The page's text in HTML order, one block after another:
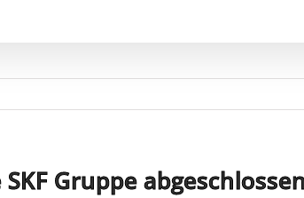
Gruppe abgeschlossen